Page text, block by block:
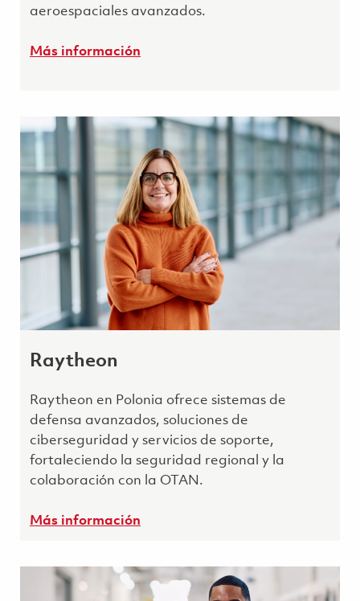
aeroespaciales avanzados.
Más información
Raytheon
Raytheon en Polonia ofrece sistemas de
defensa avanzados, soluciones de
ciberseguridad y servicios de soporte,
fortaleciendo la seguridad regional y la
colaboración con la OTAN.
Más información